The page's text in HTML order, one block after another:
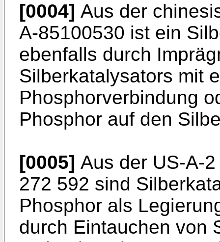
[0004] Aus der
A-85100530 ist ein
ebenfalls durch
Silberkatalysators mit
Phosphorverbindung
Phosphor auf den
[0005] Aus der US-A-
272 592 sind
Phosphor als
durch Eintauchen von